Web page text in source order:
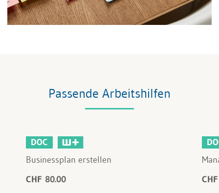
Passende Arbeitshilfen
DOC
Businessplan erstellen
CHF 80.00